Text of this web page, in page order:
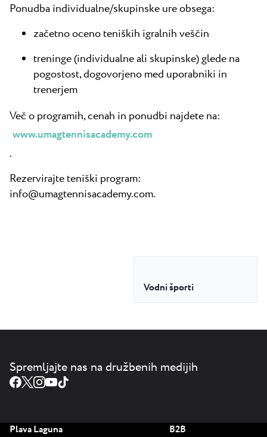
Ponudba individualne/skupinske ure obsega:
začetno oceno teniških igralnih veščin
treninge (individualne ali skupinske) glede na
pogostost, dogovorjeno med uporabniki in
trenerjem
Več o programih, cenah in ponudbi najdete na:
www.umagtennisacademy.com
.
Rezervirajte teniški program:
info@umagtennisacademy.com.
Vodni športi
Spremljajte nas na družbenih medijih
Plava Laguna B2B